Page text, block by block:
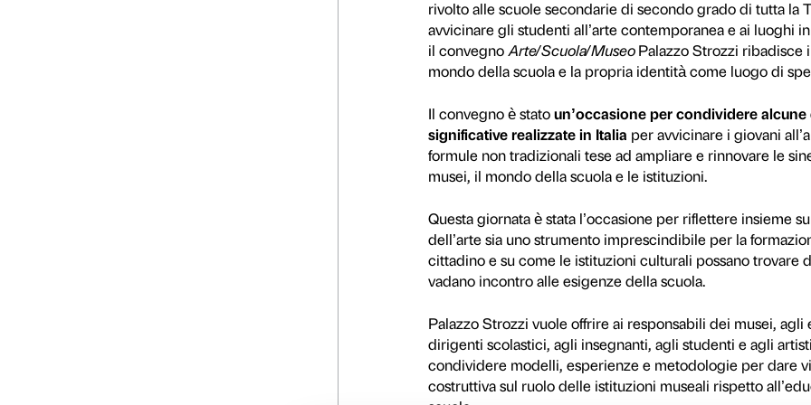
26 novembre 2015
La Fondazione Palazzo
collaborazione del Centro
progetto regionale
istituzioni museali.
Per l’occasione sono
la qualità delle proposte
Dal 2012 la Fondazione